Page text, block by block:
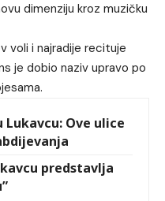
dimenziju kroz muzičku
voli i najradije recituje
je dobio naziv upravo po
Ove ulice
predstavlja